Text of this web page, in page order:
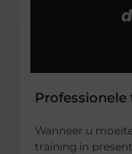
Wanneer u
training in